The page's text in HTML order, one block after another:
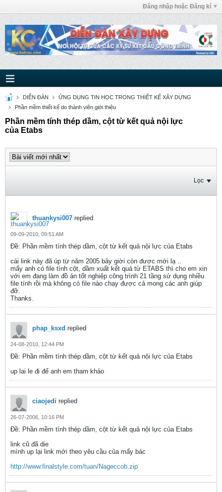
Đăng nhập hoặc Đăng kí
DIỄN ĐÀN
ỨNG DỤNG TIN HỌC TRONG THIẾT KẾ XÂY DỰNG
Phần mềm thiết kế do thành viên giới thiệu
Phần mềm tính thép dầm, cột từ kết quả nội lực
của Etabs
Lọc
thuankysi007 replied
09-09-2010, 09:51 AM
Ðề: Phần mềm tính thép dầm, cột từ kết quả nội lực của Etabs
cái link này đã úp từ năm 2005 bây giời còn được mới lạ ..
mấy anh có file tính cột, dầm xuất kết quả từ ETABS thì cho em xin
với em đang làm đồ án tốt nghiệp công trình 21 tầng sử dụng nhiều
file tính rồi mà không có file nào chạy được cả mong các anh giúp
đỡ.
Thanks.
phap_ksxd replied
24-08-2010, 12:44 PM
Ðề: Phần mềm tính thép dầm, cột từ kết quả nội lực của Etabs
up lai le đi để anh em tham khảo
ciaojedi replied
26-07-2006, 10:16 PM
Ðề: Phần mềm tính thép dầm, cột từ kết quả nội lực của Etabs
link cũ đã die
mình up lại link mới theo yêu cầu của mấy bác
http://www.finalstyle.com/tuan/Nageccob.zip